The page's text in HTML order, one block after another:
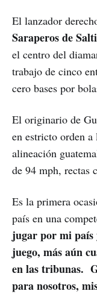
El lanzador
Saraperos de
el centro del
trabajo de cinco
cero bases por
El originario de
en estricto orden a
alineación
de 94 mph, rectas
Es la primera
país en una
jugar por mi país
juego, más aún
en las tribunas.
para nosotros,